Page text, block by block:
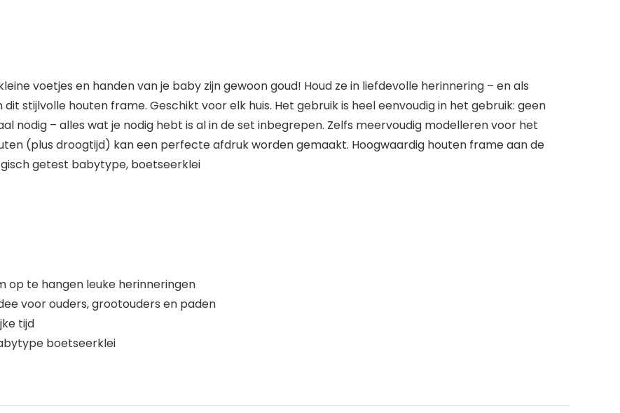
voetjes en handen van je baby zijn gewoon goud! Houd ze in liefdevolle herinnering – en als
stijlvolle houten frame. Geschikt voor elk huis. Het gebruik is heel eenvoudig in het gebruik: geen
nodig – alles wat je nodig hebt is al in de set inbegrepen. Zelfs meervoudig modelleren voor het
(plus droogtijd) kan een perfecte afdruk worden gemaakt. Hoogwaardig houten frame aan de
getest babytype, boetseerklei
op te hangen leuke herinneringen
voor ouders, grootouders en paden
tijd
boetseerklei